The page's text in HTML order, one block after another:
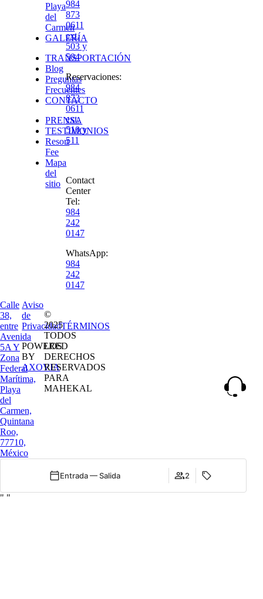
Playa
del
Carmen
GALERÍA
TRANSPORTACIÓN
Blog
Preguntas
Frecuentes
CONTACTO
PRENSA
TESTIMONIOS
Resort
Fee
Mapa
del
sitio
984
873
0611
ext.
503 y
504
Reservaciones:
984
873
0611
ext.
510 y
511
Contact
Center
Tel:
984
242
0147
WhatsApp:
984
242
0147
Calle
38,
entre
Avenida
5A Y
Zona
Federal
Marítima,
Playa
del
Carmen,
Quintana
Roo,
77710,
México
Aviso
de
PrivacidadTÉRMINOS
POWERED
BY
AXOVIA
©
2025
TODOS
LOS
DERECHOS
RESERVADOS
PARA
MAHEKAL
Entrada — Salida 2
" "